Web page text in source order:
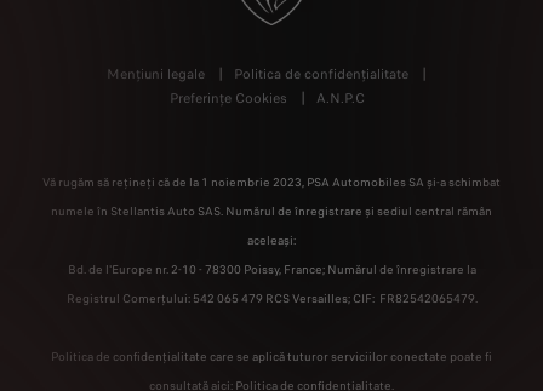
Mențiuni legale
Politica de confidențialitate
Preferințe Cookies
A.N.P.C
Vă rugăm să rețineți că de la 1 noiembrie 2023, PSA Automobiles SA și-a schimbat
numele în Stellantis Auto SAS. Numărul de înregistrare și sediul central rămân
aceleași:
Bd. de l'Europe nr. 2-10 - 78300 Poissy, France; Numărul de înregistrare la
Registrul Comerțului: 542 065 479 RCS Versailles; CIF: FR82542065479.
Politica de confidențialitate care se aplică tuturor serviciilor conectate poate fi
consultată aici: Politica de confidențialitate.